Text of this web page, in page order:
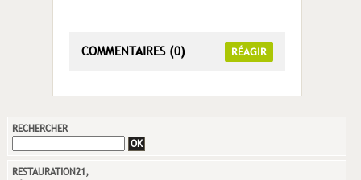
COMMENTAIRES (0) RÉAGIR
RECHERCHER
RESTAURATION21,